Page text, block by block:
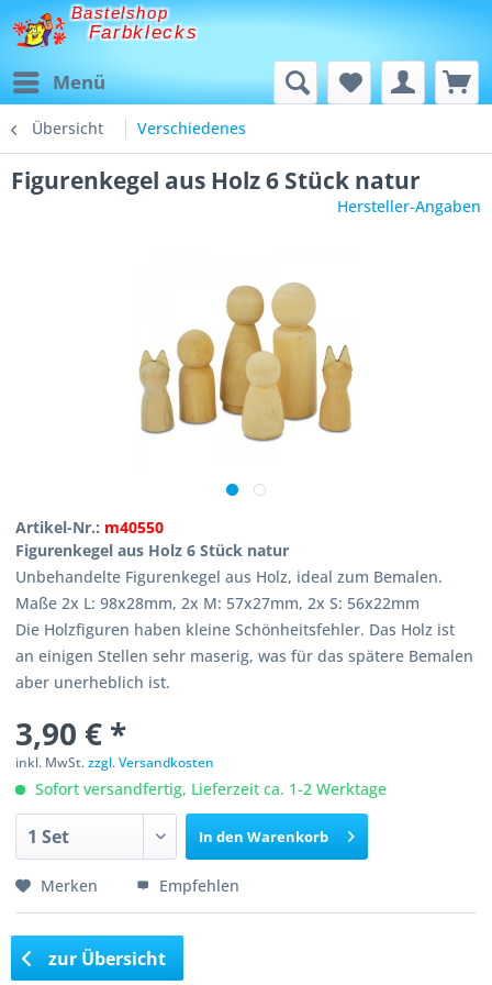
Bastelshop
Farbklecks
Menü
Übersicht Verschiedenes
Figurenkegel aus Holz 6 Stück natur
Hersteller-Angaben
Artikel-Nr.: m40550
Figurenkegel aus Holz 6 Stück natur
Unbehandelte Figurenkegel aus Holz, ideal zum Bemalen.
Maße 2x L: 98x28mm, 2x M: 57x27mm, 2x S: 56x22mm
Die Holzfiguren haben kleine Schönheitsfehler. Das Holz ist
an einigen Stellen sehr maserig, was für das spätere Bemalen
aber unerheblich ist.
3,90 € *
inkl. MwSt.zzgl. Versandkosten
Sofort versandfertig, Lieferzeit ca. 1-2 Werktage
In den Warenkorb
Merken Empfehlen
zur Übersicht